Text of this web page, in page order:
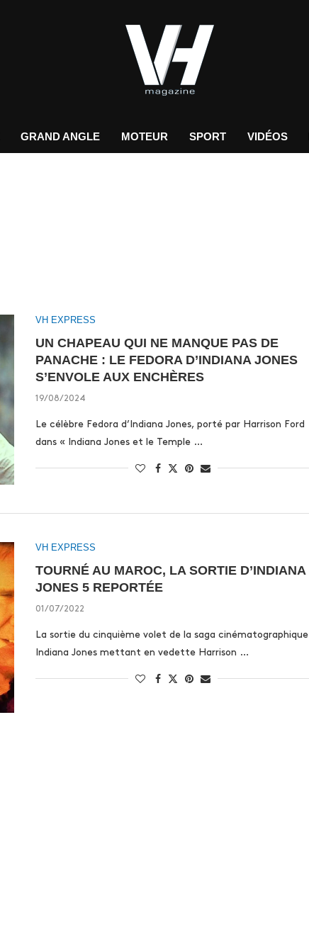
GRAND ANGLE MOTEUR SPORT VIDÉOS
VH EXPRESS
UN CHAPEAU QUI NE MANQUE PAS DE
PANACHE : LE FEDORA D’INDIANA JONES
S’ENVOLE AUX ENCHÈRES
19/08/2024
Le célèbre Fedora d’Indiana Jones, porté par Harrison Ford
dans « Indiana Jones et le Temple …
VH EXPRESS
TOURNÉ AU MAROC, LA SORTIE D’INDIANA
JONES 5 REPORTÉE
01/07/2022
La sortie du cinquième volet de la saga cinématographique
Indiana Jones mettant en vedette Harrison …